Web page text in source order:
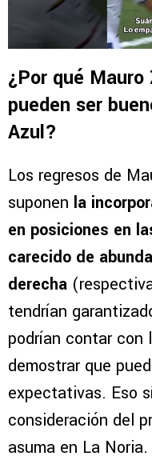
¿Por qué
pueden ser
Azul?
Los regresos de
suponen la
en posiciones en
carecido de
derecha
tendrían
podrían contar con
demostrar que
expectativas. Eso
consideración del
asuma en La Noria.